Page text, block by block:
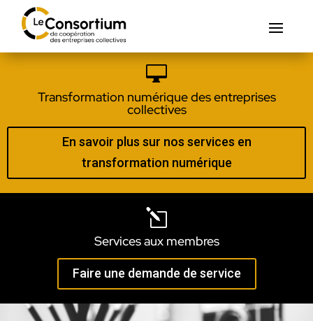

Transformation numérique des entreprises
collectives
En savoir plus sur nos services en
transformation numérique
l
Services aux membres
Faire une demande de service